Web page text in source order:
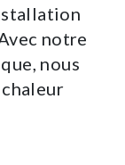
notre
nous